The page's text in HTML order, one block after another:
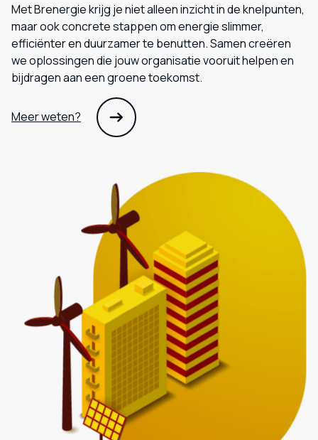
Met Brenergie krijg je niet alleen inzicht in de knelpunten,
maar ook concrete stappen om energie slimmer,
efficiënter en duurzamer te benutten. Samen creëren
we oplossingen die jouw organisatie vooruit helpen en
bijdragen aan een groene toekomst.
Meer weten?